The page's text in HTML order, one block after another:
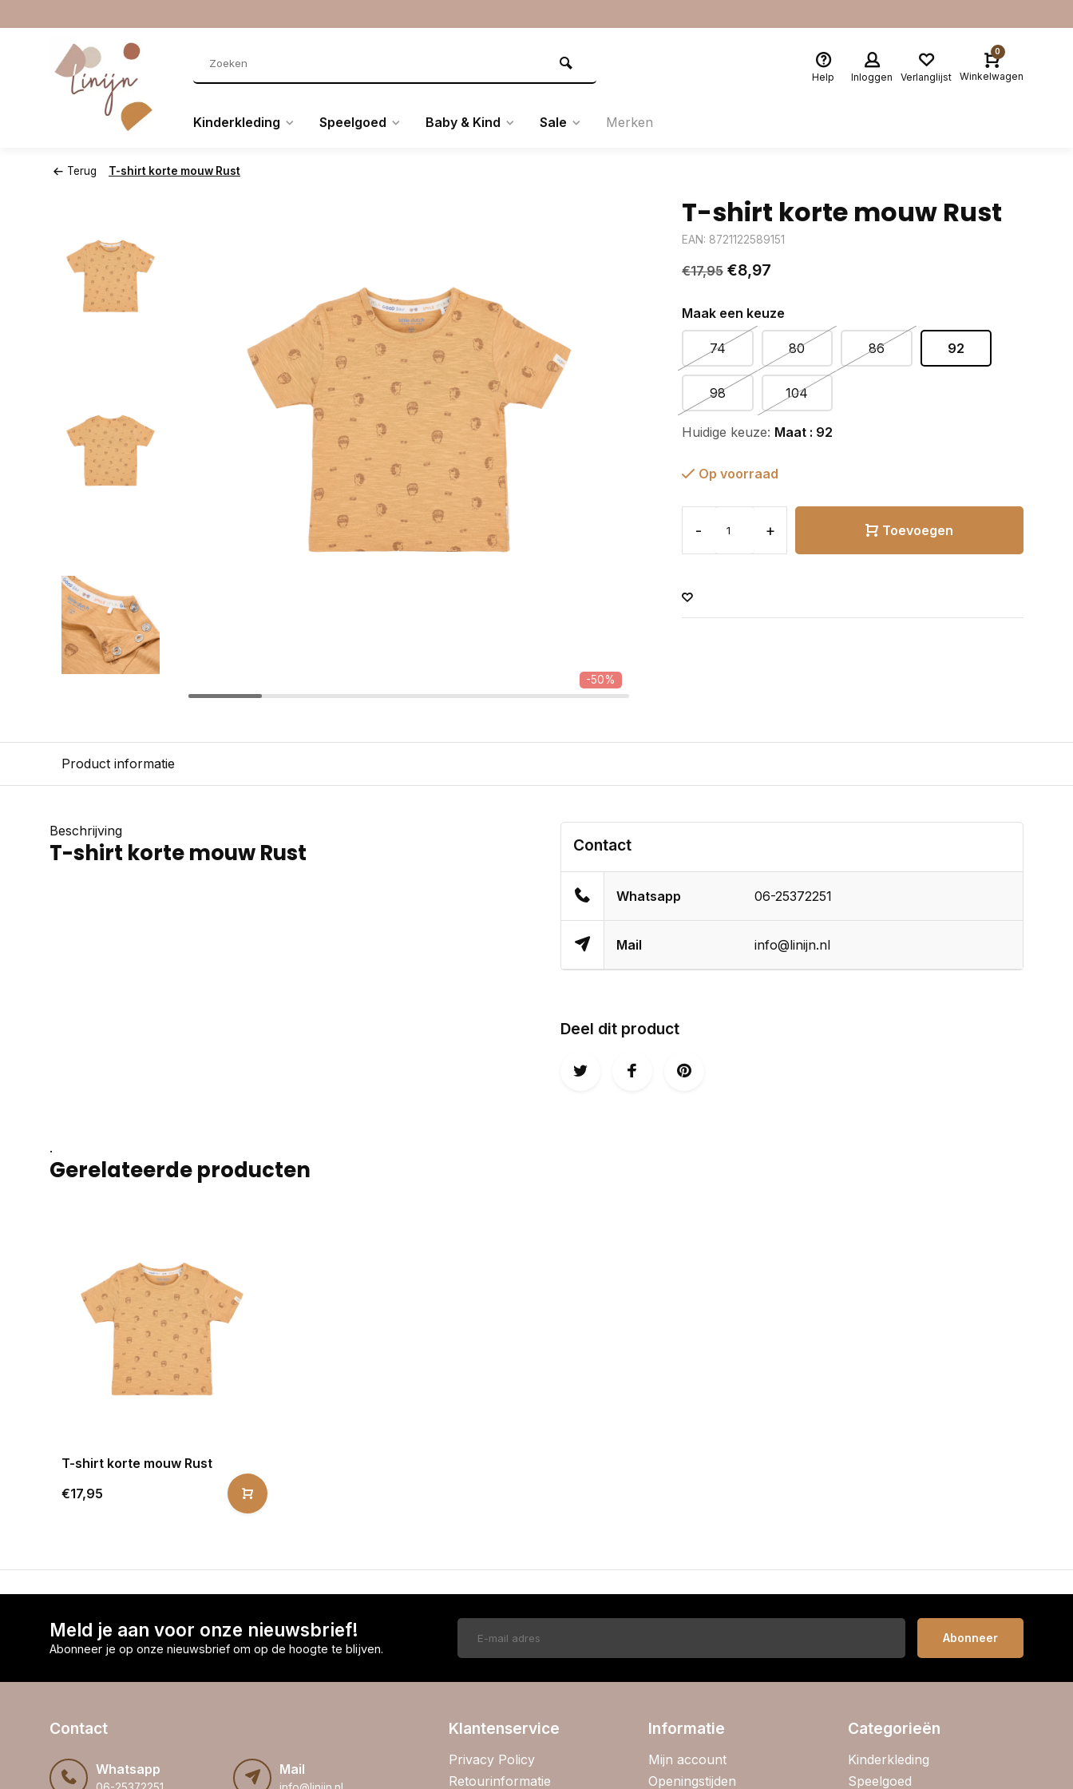
Help Inloggen Verlanglijst
0
Winkelwagen
Kinderkleding Speelgoed Baby & Kind Sale Merken
Terug T-shirt korte mouw Rust
-50%
T-shirt korte mouw Rust
EAN: 8721122589151
€17,95 €8,97
Maak een keuze
74 80 86 92
98 104
Huidige keuze: Maat : 92
Op voorraad
- + Toevoegen
Product informatie
Beschrijving
T-shirt korte mouw Rust Contact
Whatsapp 06-25372251
Mail info@linijn.nl
Deel dit product
.
Gerelateerde producten
T-shirt korte mouw Rust
€17,95
Meld je aan voor onze nieuwsbrief!
Abonneer je op onze nieuwsbrief om op de hoogte te blijven.
Abonneer
Contact
Whatsapp Mail
Klantenservice
Privacy Policy
Retourinformatie
Informatie
Mijn account
Openingstijden
Categorieën
Kinderkleding
Speelgoed